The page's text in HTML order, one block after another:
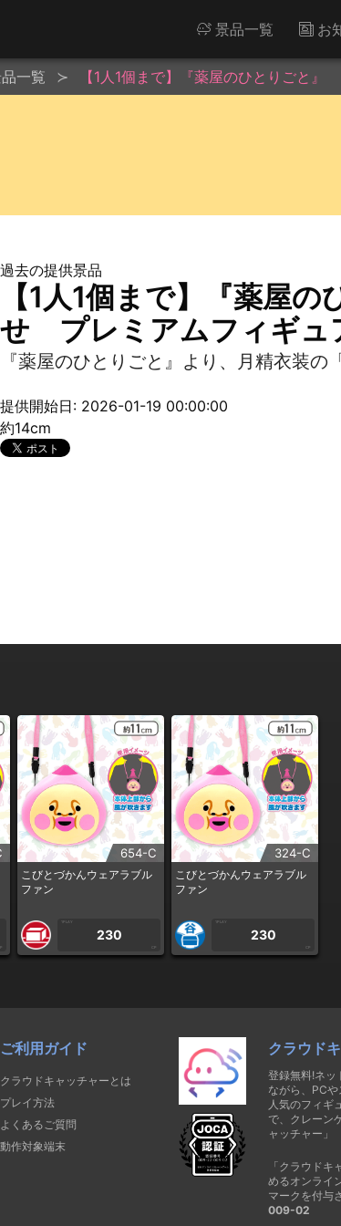
景品一覧 お
一覧 【1人1個まで】『薬屋のひとりごと
過去の提供景品
【1人1個まで】『薬屋
せ プレミアムフィギュ
『薬屋のひとりごと』より、月精衣装
提供開始日: 2026-01-19 00:00:00
約14cm
CP
654-C
こびとづかんウェアラブル
ファン
1PLAY
230
CP
324-C
こびとづかんウェアラブル
ファン
1PLAY
230
CP
ご利用ガイド
クラウドキャッチャーとは
プレイ方法
よくあるご質問
動作対象端末
クラウド
登録無料!ネッ
ながら、PC
人気のフィギ
で、クレーン
ャッチャー」
「クラウド
めるオンライ
マークを付与
009-02